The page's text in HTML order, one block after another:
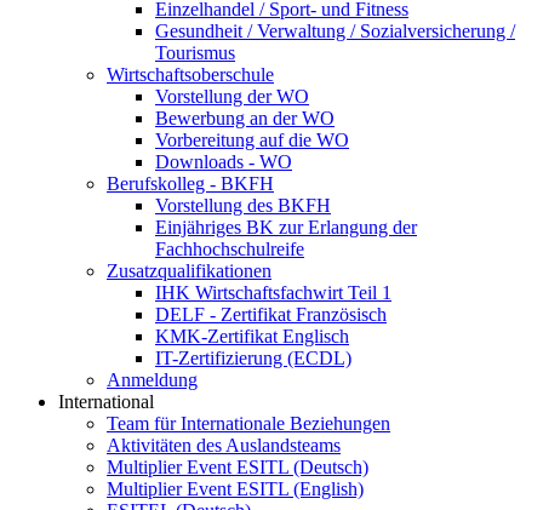
Einzelhandel / Sport- und Fitness
Gesundheit / Verwaltung / Sozialversicherung /
Tourismus
Wirtschaftsoberschule
Vorstellung der WO
Bewerbung an der WO
Vorbereitung auf die WO
Downloads - WO
Berufskolleg - BKFH
Vorstellung des BKFH
Einjähriges BK zur Erlangung der
Fachhochschulreife
Zusatzqualifikationen
IHK Wirtschaftsfachwirt Teil 1
DELF - Zertifikat Französisch
KMK-Zertifikat Englisch
IT-Zertifizierung (ECDL)
Anmeldung
International
Team für Internationale Beziehungen
Aktivitäten des Auslandsteams
Multiplier Event ESITL (Deutsch)
Multiplier Event ESITL (English)